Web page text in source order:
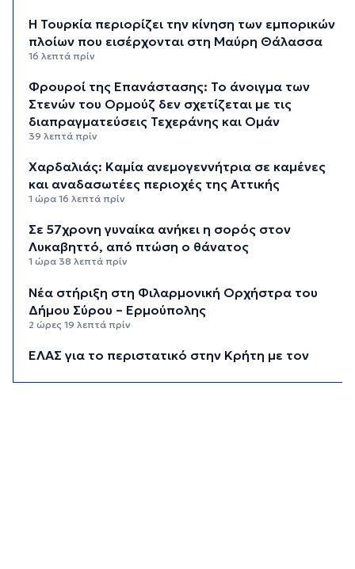
Η Τουρκία περιορίζει την κίνηση των εμπορικών
πλοίων που εισέρχονται στη Μαύρη Θάλασσα
16 λεπτά πρίν
Φρουροί της Επανάστασης: Το άνοιγμα των
Στενών του Ορμούζ δεν σχετίζεται με τις
διαπραγματεύσεις Τεχεράνης και Ομάν
39 λεπτά πρίν
Χαρδαλιάς: Καμία ανεμογεννήτρια σε καμένες
και αναδασωτέες περιοχές της Αττικής
1 ώρα 16 λεπτά πρίν
Σε 57χρονη γυναίκα ανήκει η σορός στον
Λυκαβηττό, από πτώση ο θάνατος
1 ώρα 38 λεπτά πρίν
Νέα στήριξη στη Φιλαρμονική Ορχήστρα του
Δήμου Σύρου – Ερμούπολης
2 ώρες 19 λεπτά πρίν
ΕΛΑΣ για το περιστατικό στην Κρήτη με τον